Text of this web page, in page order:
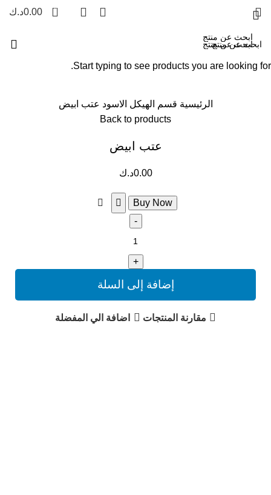
0
0.00د.ك
الرئيسية قسم الهيكل الاسود عتب ابيض
Back to products
عتب ابيض
0.00د.ك
Buy Now
إضافة إلى السلة
مقارنة المنتجات اضافة الي المفضلة
Start typing to see products you are looking for.